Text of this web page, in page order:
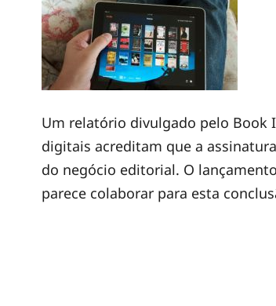
Um relatório divulgado pelo Book
digitais acreditam que a
do negócio editorial. O
parece colaborar para esta